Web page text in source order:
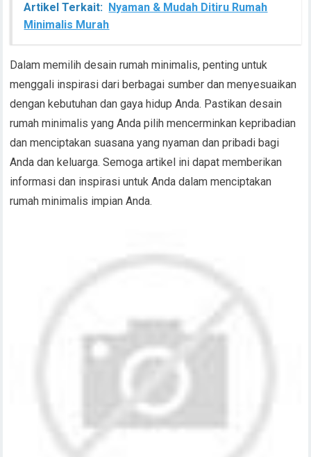
Artikel Terkait: Nyaman & Mudah Ditiru Rumah
Minimalis Murah
Dalam memilih desain rumah minimalis, penting untuk
menggali inspirasi dari berbagai sumber dan menyesuaikan
dengan kebutuhan dan gaya hidup Anda. Pastikan desain
rumah minimalis yang Anda pilih mencerminkan kepribadian
dan menciptakan suasana yang nyaman dan pribadi bagi
Anda dan keluarga. Semoga artikel ini dapat memberikan
informasi dan inspirasi untuk Anda dalam menciptakan
rumah minimalis impian Anda.